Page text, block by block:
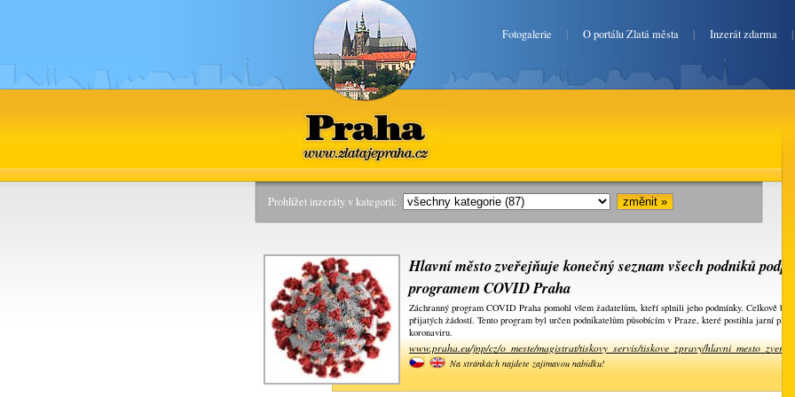
Fotogalerie | O portálu Zlatá města | Inzerát zdarma
Praha
www.zlatajepraha.cz
Prohlížet inzeráty v kategorii:
Hlavní město zveřejňuje konečný seznam všech podniků
programem COVID Praha
Záchranný program COVID Praha pomohl všem žadatelům, kteří splnili jeho podmínky. Celkově bylo
přijatých žádostí. Tento program byl určen podnikatelům působícím v Praze, které postihla jarní
koronaviru.
www.praha.eu/jnp/cz/o_meste/magistrat/tiskovy_servis/tiskove_zpravy/
Na stránkách najdete zajímavou nabídku!